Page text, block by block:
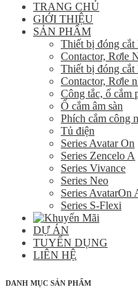
TRANG CHỦ
GIỚI THIỆU
SẢN PHẨM
Thiết bị đóng cắt
Contactor, Rơle
Thiết bị đóng cắt
Contactor, Rơle
Công tắc, ổ cắm
Ổ cắm âm sàn
Phích cắm công
Tủ điện
Series Avatar On
Series Zencelo A
Series Vivance
Series Neo
Series AvatarOn
Series S-Flexi
DỰ ÁN
TUYỂN DỤNG
LIÊN HỆ
DANH MỤC SẢN PHẨM